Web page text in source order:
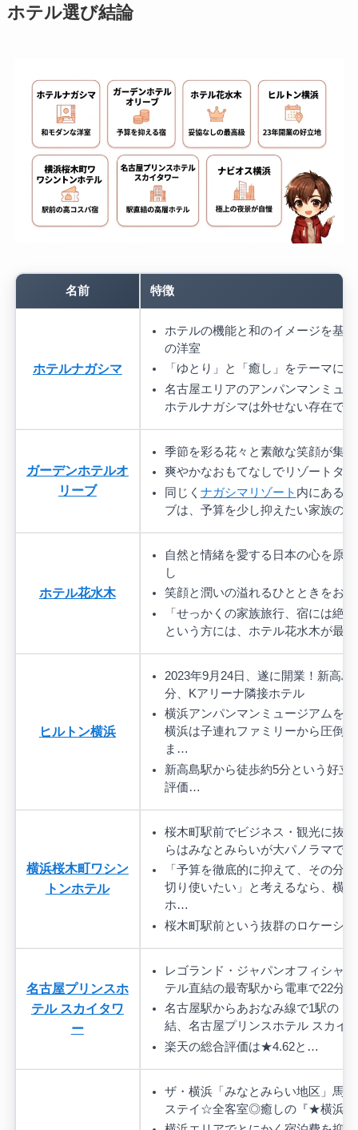
ホテル選び結論
名前 特徴
ホテルナガシマ
ホテルの機能と和のイメージを基
の洋室
「ゆとり」と「癒し」をテーマに
名古屋エリアのアンパンマンミュ
ホテルナガシマは外せない存在です
ガーデンホテルオ
リーブ
季節を彩る花々と素敵な笑顔が集
爽やかなおもてなしでリゾートタ
同じく ナガシマリゾート 内にある
ブは、予算を少し抑えたい家族の
ホテル花水木
自然と情緒を愛する日本の心を原
し
笑顔と潤いの溢れるひとときをお
「せっかくの家族旅行、宿には絶
という方には、ホテル花水木が最
ヒルトン横浜
2023年9月24日、遂に開業！新高
分、Kアリーナ隣接ホテル
横浜アンパンマンミュージアムを
横浜は子連れファミリーから圧倒
ま…
新高島駅から徒歩約5分という好立
評価…
横浜桜木町ワシン
トンホテル
桜木町駅前でビジネス・観光に抜
らはみなとみらいが大パノラマで
「予算を徹底的に抑えて、その分
切り使いたい」と考えるなら、横
ホ…
桜木町駅前という抜群のロケーシ…
名古屋プリンスホ
テル スカイタワ
ー
レゴランド・ジャパンオフィシャ
テル直結の最寄駅から電車で22分
名古屋駅からあおなみ線で1駅の「
結、名古屋プリンスホテル スカイ
楽天の総合評価は★4.62と…
ザ・横浜「みなとみらい地区」馬
ステイ☆全客室◎癒しの『★横浜